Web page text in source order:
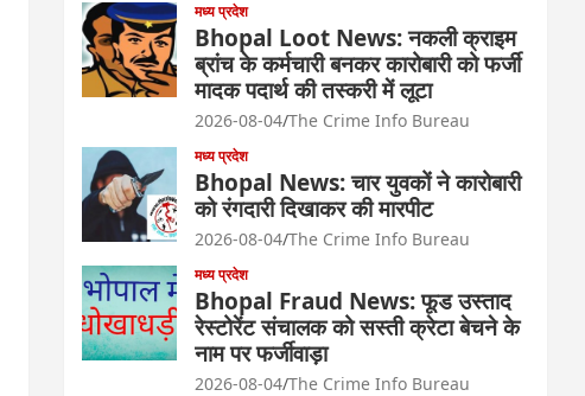
मध्य प्रदेश
Bhopal Loot News: नकली क्राइम
ब्रांच के कर्मचारी बनकर कारोबारी को फर्जी
मादक पदार्थ की तस्करी में लूटा
2026-08-04 The Crime Info Bureau
मध्य प्रदेश
Bhopal News: चार युवकों ने कारोबारी
को रंगदारी दिखाकर की मारपीट
2026-08-04 The Crime Info Bureau
मध्य प्रदेश
Bhopal Fraud News: फूड उस्ताद
रेस्टोरेंट संचालक को सस्ती क्रेटा बेचने के
नाम पर फर्जीवाड़ा
2026-08-04 The Crime Info Bureau